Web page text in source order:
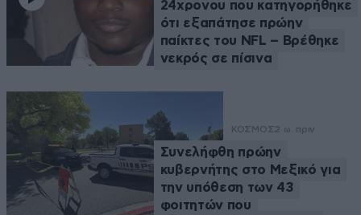
24χρονου που κατηγορήθηκε
ότι εξαπάτησε πρώην
παίκτες του NFL – Βρέθηκε
νεκρός σε πίσινα
ΚΟΣΜΟΣ2 ω. πριν
Συνελήφθη πρώην
κυβερνήτης στο Μεξικό για
την υπόθεση των 43
φοιτητών που